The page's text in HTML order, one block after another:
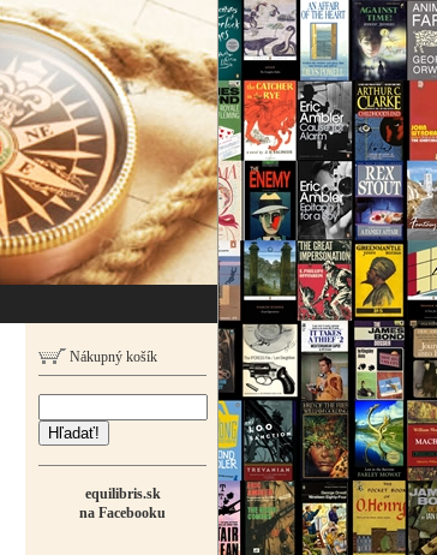
Nákupný košík
Hľadať!
equilibris.sk
na Facebooku